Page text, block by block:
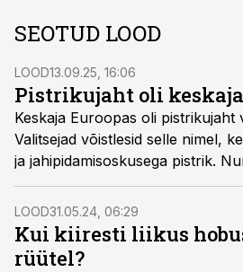
SEOTUD LOOD
LOOD13.09.25, 16:06
Pistrikujaht oli
Keskaja Euroopas oli pistrikujaht
Valitsejad võistlesid selle nimel,
ja jahipidamisoskusega pistrik.
linnud ka kirikusse kaasa võtta,
pistriku omamise eest aga üles.
LOOD31.05.24, 06:29
Kui kiiresti liikus
rüütel?